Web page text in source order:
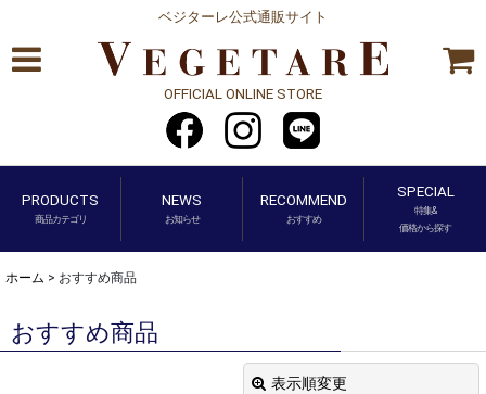
ベジターレ公式通販サイト
OFFICIAL ONLINE STORE
PRODUCTS
商品カテゴリ
NEWS
お知らせ
RECOMMEND
おすすめ
SPECIAL
特集&
価格から探す
ホーム > おすすめ商品
おすすめ商品
表示順変更